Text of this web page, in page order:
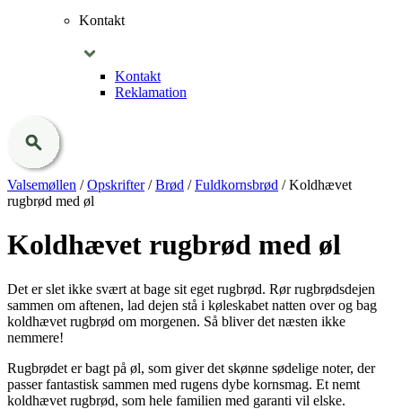
Kontakt
Kontakt
Reklamation
Valsemøllen /Opskrifter/Brød /Fuldkornsbrød /Koldhævet
rugbrød med øl
Koldhævet rugbrød med øl
Det er slet ikke svært at bage sit eget rugbrød. Rør rugbrødsdejen
sammen om aftenen, lad dejen stå i køleskabet natten over og bag
koldhævet rugbrød om morgenen. Så bliver det næsten ikke
nemmere!
Rugbrødet er bagt på øl, som giver det skønne sødelige noter, der
passer fantastisk sammen med rugens dybe kornsmag. Et nemt
koldhævet rugbrød, som hele familien med garanti vil elske.